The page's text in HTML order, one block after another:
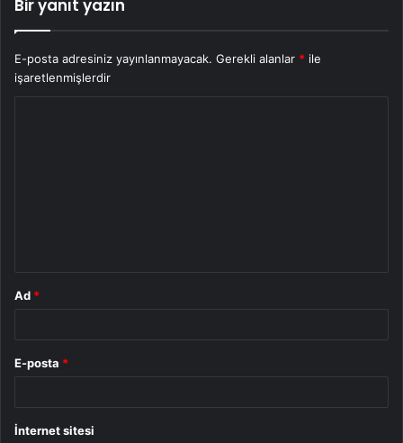
Bir yanıt yazın
E-posta adresiniz yayınlanmayacak. Gerekli alanlar * ile
işaretlenmişlerdir
Ad *
E-posta *
İnternet sitesi